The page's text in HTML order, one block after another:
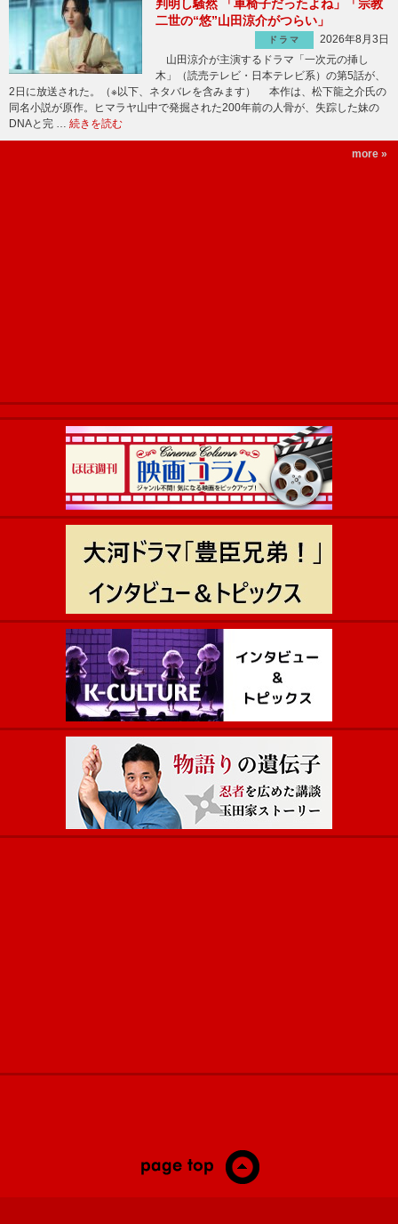
判明し騒然 「車椅子だったよね」「宗教
二世の“悠”山田涼介がつらい」
ドラマ
2026年8月3日
山田涼介が主演するドラマ「一次元の挿し
木」（読売テレビ・日本テレビ系）の第5話が、
2日に放送された。（※以下、ネタバレを含みます） 本作は、松下龍之介氏の
同名小説が原作。ヒマラヤ山中で発掘された200年前の人骨が、失踪した妹の
DNAと完 … 続きを読む
more »